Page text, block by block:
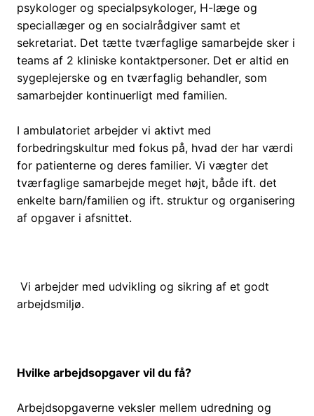
psykologer og specialpsykologer, H-læge og
speciallæger og en socialrådgiver samt et
sekretariat. Det tætte tværfaglige samarbejde sker i
teams af 2 kliniske kontaktpersoner. Det er altid en
sygeplejerske og en tværfaglig behandler, som
samarbejder kontinuerligt med familien.
I ambulatoriet arbejder vi aktivt med
forbedringskultur med fokus på, hvad der har værdi
for patienterne og deres familier. Vi vægter det
tværfaglige samarbejde meget højt, både ift. det
enkelte barn/familien og ift. struktur og organisering
af opgaver i afsnittet.
Vi arbejder med udvikling og sikring af et godt
arbejdsmiljø.
Hvilke arbejdsopgaver vil du få?
Arbejdsopgaverne veksler mellem udredning og